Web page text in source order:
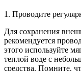
1. Проводите
Для сохранения
рекомендуется
этого используйте
теплой воде с
средства. Помните,